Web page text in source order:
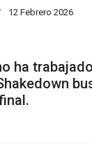
12 Febrero 2026
ha